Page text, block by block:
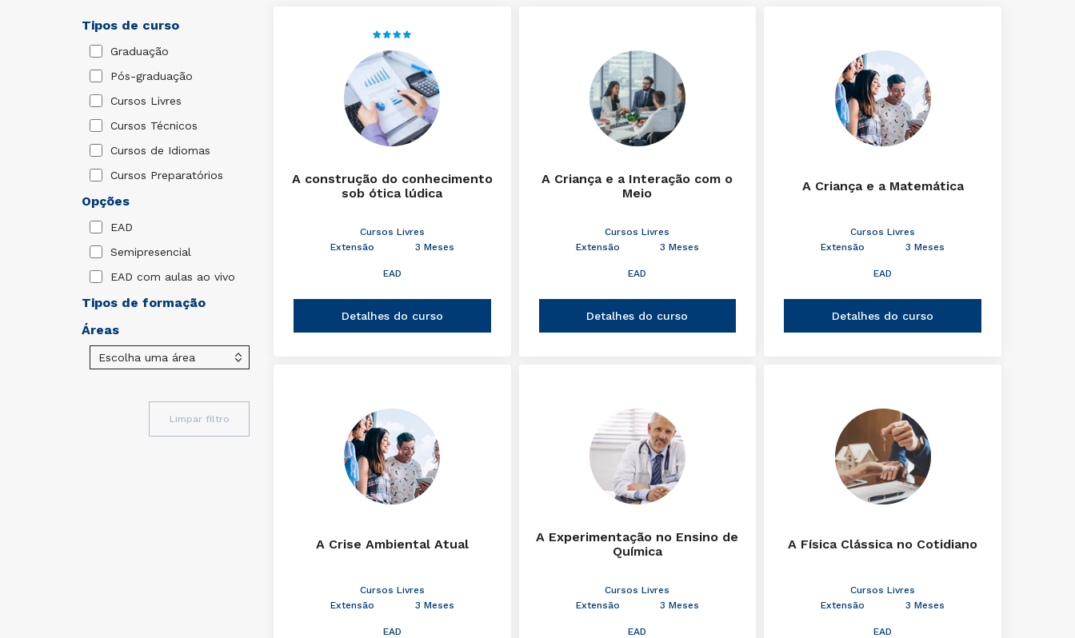
Tipos de curso
Graduação
Pós-graduação
Cursos Livres
Cursos Técnicos
Cursos de Idiomas
Cursos Preparatórios
Opções
EAD
Semipresencial
EAD com aulas ao vivo
Tipos de formação
Áreas
Limpar filtro
A construção do conhecimento
sob ótica lúdica
Cursos Livres
Extensão
3 Meses
EAD
Detalhes do curso
A Criança e a Interação com o
Meio
Cursos Livres
Extensão
3 Meses
EAD
Detalhes do curso
A Criança e a Matemática
Cursos Livres
Extensão
3 Meses
EAD
Detalhes do curso
A Crise Ambiental Atual
Cursos Livres
Extensão
3 Meses
EAD
A Experimentação no Ensino de
Química
Cursos Livres
Extensão
3 Meses
EAD
A Física Clássica no Cotidiano
Cursos Livres
Extensão
3 Meses
EAD